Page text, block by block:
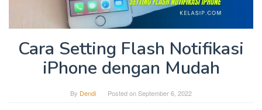
Cara Setting Flash Notifikasi
iPhone dengan Mudah
By Dendi Posted onSeptember 6, 2022